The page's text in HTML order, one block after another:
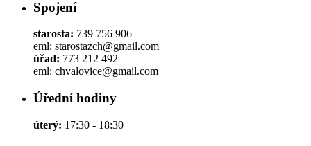
Spojení
starosta: 739 756 906
eml: starostazch@gmail.com
úřad: 773 212 492
eml: chvalovice@gmail.com
Úřední hodiny
úterý: 17:30 - 18:30